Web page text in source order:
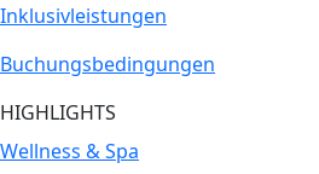
Inklusiv­leistungen
Buchungs­bedingungen
HIGHLIGHTS
Wellness & Spa